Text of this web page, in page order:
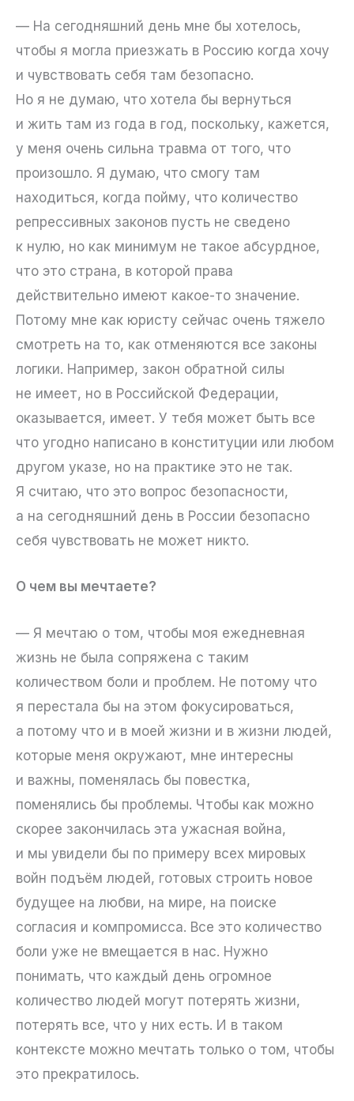
— На сегодняшний день мне бы хотелось,
чтобы я могла приезжать в Россию когда хочу
и чувствовать себя там безопасно.
Но я не думаю, что хотела бы вернуться
и жить там из года в год, поскольку, кажется,
у меня очень сильна травма от того, что
произошло. Я думаю, что смогу там
находиться, когда пойму, что количество
репрессивных законов пусть не сведено
к нулю, но как минимум не такое абсурдное,
что это страна, в которой права
действительно имеют какое-то значение.
Потому мне как юристу сейчас очень тяжело
смотреть на то, как отменяются все законы
логики. Например, закон обратной силы
не имеет, но в Российской Федерации,
оказывается, имеет. У тебя может быть все
что угодно написано в конституции или любом
другом указе, но на практике это не так.
Я считаю, что это вопрос безопасности,
а на сегодняшний день в России безопасно
себя чувствовать не может никто.
О чем вы мечтаете?
— Я мечтаю о том, чтобы моя ежедневная
жизнь не была сопряжена с таким
количеством боли и проблем. Не потому что
я перестала бы на этом фокусироваться,
а потому что и в моей жизни и в жизни людей,
которые меня окружают, мне интересны
и важны, поменялась бы повестка,
поменялись бы проблемы. Чтобы как можно
скорее закончилась эта ужасная война,
и мы увидели бы по примеру всех мировых
войн подъём людей, готовых строить новое
будущее на любви, на мире, на поиске
согласия и компромисса. Все это количество
боли уже не вмещается в нас. Нужно
понимать, что каждый день огромное
количество людей могут потерять жизни,
потерять все, что у них есть. И в таком
контексте можно мечтать только о том, чтобы
это прекратилось.